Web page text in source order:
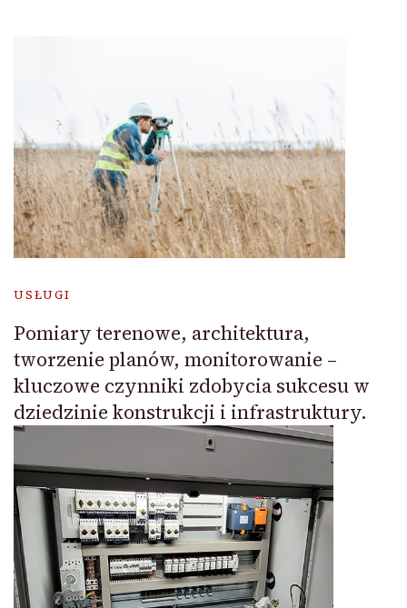
USŁUGI
Pomiary terenowe, architektura,
tworzenie planów, monitorowanie –
kluczowe czynniki zdobycia sukcesu w
dziedzinie konstrukcji i infrastruktury.